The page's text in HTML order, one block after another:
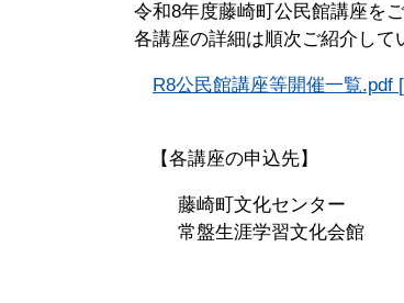
令和8年度藤崎町公民館講座をご
各講座の詳細は順次ご紹介して
R8公民館講座等開催一覧.pdf
【各講座の申込先】
藤崎町文化センター
常盤生涯学習文化会